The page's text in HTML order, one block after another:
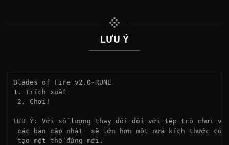
LƯU Ý
Blades of Fire v2.0-RUNE
1. Trích xuất
2. Chơi!
LƯU Ý: Với số lượng thay đổi đối với tệp trò chơi và
các bản cập nhật  sẽ lớn hơn một nửa kích thước
tạo một thế đứng mới.